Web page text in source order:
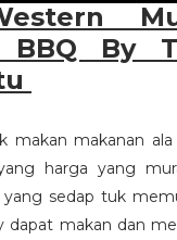
BBQ By
makan makanan
harga yang
yang sedap tuk
dapat makan dan